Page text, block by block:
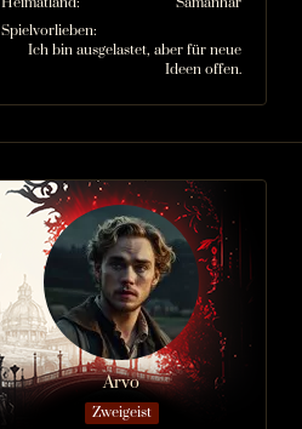
Spielvorlieben
Ich bin ausgelastet, aber für neue
Ideen offen.
Arvo
Zweigeist